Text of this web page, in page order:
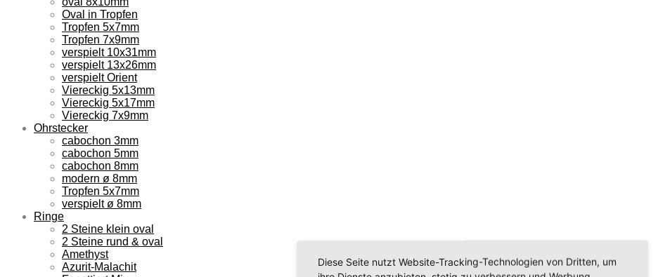
Oval in Tropfen
Tropfen 5x7mm
Tropfen 7x9mm
verspielt 10x31mm
verspielt 13x26mm
verspielt Orient
Viereckig 5x13mm
Viereckig 5x17mm
Viereckig 7x9mm
Ohrstecker
cabochon 3mm
cabochon 5mm
cabochon 8mm
modern ø 8mm
Tropfen 5x7mm
verspielt ø 8mm
Ringe
2 Steine klein oval
2 Steine rund & oval
Amethyst
Azurit-Malachit
Diese Seite nutzt Website-Tracking-Technologien von Dritten, um